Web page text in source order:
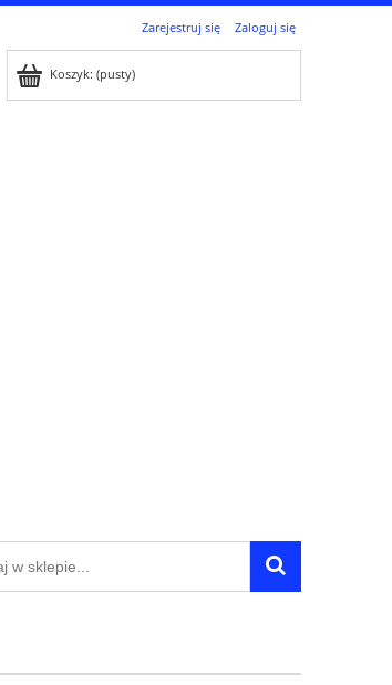
Zarejestruj się Zaloguj się
Koszyk: (pusty)